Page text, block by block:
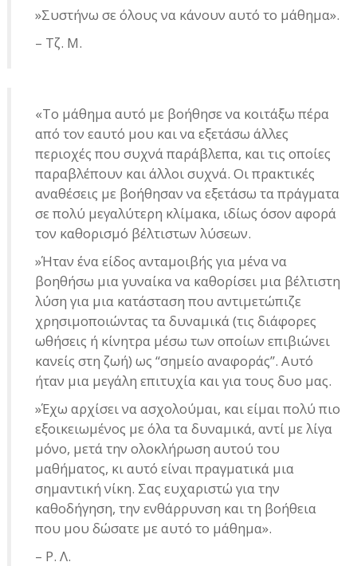
»Συστήνω σε όλους να κάνουν αυτό το μάθημα».
– Τζ. M.
«Το μάθημα αυτό με βοήθησε να κοιτάξω πέρα
από τον εαυτό μου και να εξετάσω άλλες
περιοχές που συχνά παράβλεπα, και τις οποίες
παραβλέπουν και άλλοι συχνά. Οι πρακτικές
αναθέσεις με βοήθησαν να εξετάσω τα πράγματα
σε πολύ μεγαλύτερη κλίμακα, ιδίως όσον αφορά
τον καθορισμό βέλτιστων λύσεων.
»Ήταν ένα είδος ανταμοιβής για μένα να
βοηθήσω μια γυναίκα να καθορίσει μια βέλτιστη
λύση για μια κατάσταση που αντιμετώπιζε
χρησιμοποιώντας τα δυναμικά (τις διάφορες
ωθήσεις ή κίνητρα μέσω των οποίων επιβιώνει
κανείς στη ζωή) ως “σημείο αναφοράς”. Αυτό
ήταν μια μεγάλη επιτυχία και για τους δυο μας.
»Έχω αρχίσει να ασχολούμαι, και είμαι πολύ πιο
εξοικειωμένος με όλα τα δυναμικά, αντί με λίγα
μόνο, μετά την ολοκλήρωση αυτού του
μαθήματος, κι αυτό είναι πραγματικά μια
σημαντική νίκη. Σας ευχαριστώ για την
καθοδήγηση, την ενθάρρυνση και τη βοήθεια
που μου δώσατε με αυτό το μάθημα».
– Ρ. Λ.